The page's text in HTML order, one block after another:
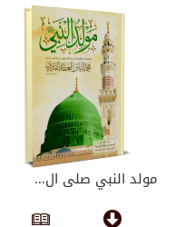
مولد النبي صلى ال...